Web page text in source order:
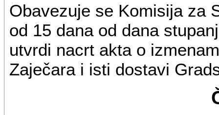
Obavezuje se Komisija za
od 15 dana od dana
utvrdi nacrt akta o
Zaječara i isti dostavi